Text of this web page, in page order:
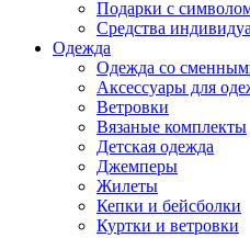
Подарки с
Средства
Одежда
Одежда со
Аксессуары для
Ветровки
Вязаные комплекты
Детская одежда
Джемперы
Жилеты
Кепки и бейсболки
Куртки и ветровки